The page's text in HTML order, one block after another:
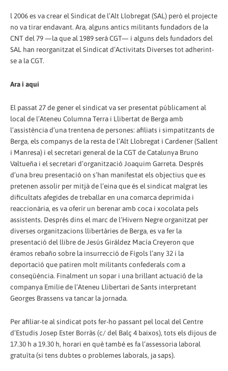
l 2006 es va crear el Sindicat de l’Alt Llobregat (SAL) però el projecte
no va tirar endavant. Ara, alguns antics militants fundadors de la
CNT del 79 —la que al 1989 serà CGT— i alguns dels fundadors del
SAL han reorganitzat el Sindicat d’Activitats Diverses tot adherint-
se a la CGT.
Ara i aquí
El passat 27 de gener el sindicat va ser presentat públicament al
local de l’Ateneu Columna Terra i Llibertat de Berga amb
l’assistència d’una trentena de persones: afiliats i simpatitzants de
Berga, els companys de la resta de l’Alt Llobregat i Cardener (Sallent
i Manresa) i el secretari general de la CGT de Catalunya Bruno
Valtueña i el secretari d’organització Joaquim Garreta. Després
d’una breu presentació on s’han manifestat els objectius que es
pretenen assolir per mitjà de l’eina que és el sindicat malgrat les
dificultats afegides de treballar en una comarca deprimida i
reaccionària, es va oferir un berenar amb coca i xocolata pels
assistents. Després dins el marc de l’Hivern Negre organitzat per
diverses organitzacions llibertàries de Berga, es va fer la
presentació del llibre de Jesús Giráldez Macía Creyeron que
éramos rebaño sobre la insurrecció de Fígols l’any 32 i la
deportació que patiren molt militants confederals com a
conseqüència. Finalment un sopar i una brillant actuació de la
companya Emilie de l’Ateneu Llibertari de Sants interpretant
Georges Brassens va tancar la jornada.
Per afiliar-te al sindicat pots fer-ho passant pel local del Centre
d’Estudis Josep Ester Borràs (c/ del Balç 4 baixos), tots els dijous de
17.30 h a 19.30 h, horari en què també es fa l’assessoria laboral
gratuïta (si tens dubtes o problemes laborals, ja saps).